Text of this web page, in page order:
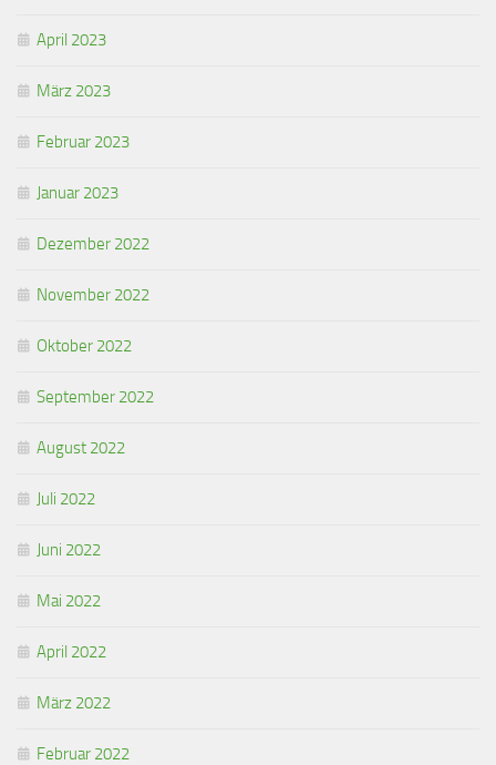
April 2023
März 2023
Februar 2023
Januar 2023
Dezember 2022
November 2022
Oktober 2022
September 2022
August 2022
Juli 2022
Juni 2022
Mai 2022
April 2022
März 2022
Februar 2022